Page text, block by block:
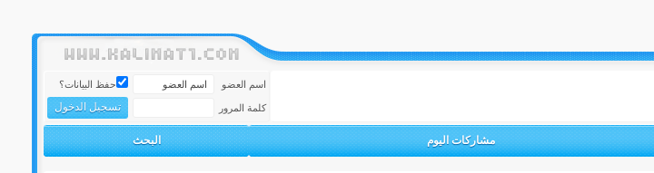
اسم العضو حفظ البيانات؟
كلمة المرور
مشاركات اليوم البحث